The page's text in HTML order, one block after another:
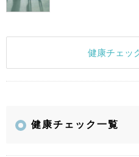
健康チェッ
健康チェック一覧